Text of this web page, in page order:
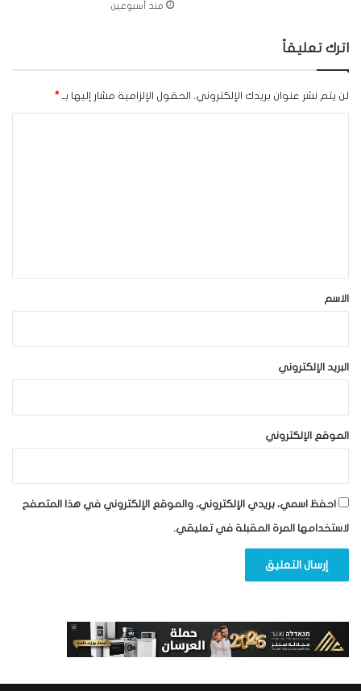
منذ أسبوعين
اترك تعليقاً
لن يتم نشر عنوان بريدك الإلكتروني. الحقول الإلزامية مشار إليها بـ *
*الاسم
البريد الإلكتروني
الموقع الإلكتروني
احفظ اسمي، بريدي الإلكتروني، والموقع الإلكتروني في هذا المتصفح
لاستخدامها المرة المقبلة في تعليقي.